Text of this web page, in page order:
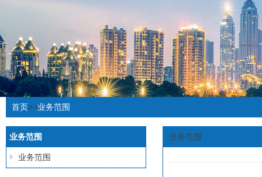
首页>>业务范围
业务范围
业务范围
业务范围